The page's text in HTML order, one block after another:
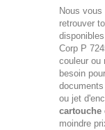
Nous
retrouver
Corp P
couleur ou
besoin
ou jet
cartouche
moindre